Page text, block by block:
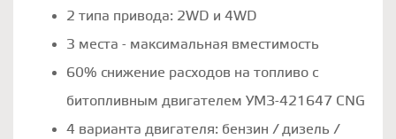
2 типа привода: 2WD и 4WD
3 места - максимальная вместимость
60% снижение расходов на топливо с
битопливным двигателем УМЗ-421647 CNG
4 варианта двигателя: бензин / дизель /